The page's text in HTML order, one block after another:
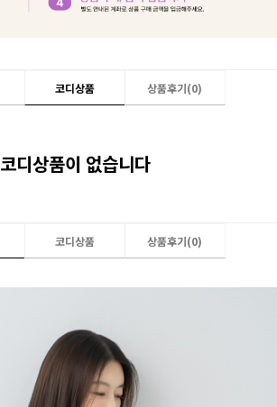
코디상품 상품후기(0)
코디상품이 없습니다
코디상품 상품후기(0)